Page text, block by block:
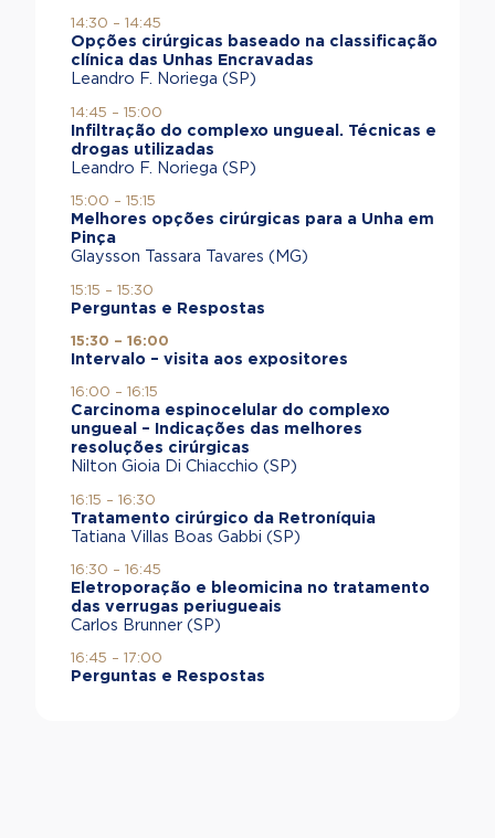
14:30 – 14:45
Opções cirúrgicas baseado na classificação
clínica das Unhas Encravadas
Leandro F. Noriega (SP)
14:45 – 15:00
Infiltração do complexo ungueal. Técnicas e
drogas utilizadas
Leandro F. Noriega (SP)
15:00 – 15:15
Melhores opções cirúrgicas para a Unha em
Pinça
Glaysson Tassara Tavares (MG)
15:15 – 15:30
Perguntas e Respostas
15:30 – 16:00
Intervalo – visita aos expositores
16:00 – 16:15
Carcinoma espinocelular do complexo
ungueal – Indicações das melhores
resoluções cirúrgicas
Nilton Gioia Di Chiacchio (SP)
16:15 – 16:30
Tratamento cirúrgico da Retroníquia
Tatiana Villas Boas Gabbi (SP)
16:30 – 16:45
Eletroporação e bleomicina no tratamento
das verrugas periugueais
Carlos Brunner (SP)
16:45 – 17:00
Perguntas e Respostas